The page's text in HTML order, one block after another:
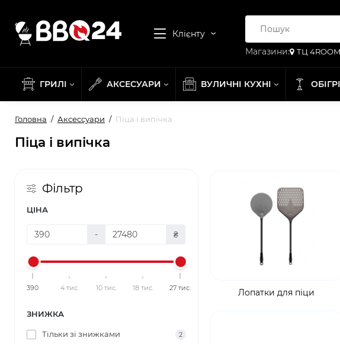
Клієнту
Магазини: ТЦ 4ROOM
ГРИЛІ АКСЕСУАРИ ВУЛИЧНІ КУХНІ
Головна Аксессуари Піца і випічка
Піца і випічка
Фільтр
ЦІНА
- ₴
390 4 тис. 10 тис. 18 тис. 27 тис.
ЗНИЖКА
Тільки зі знижками 2
Лопатки для піци